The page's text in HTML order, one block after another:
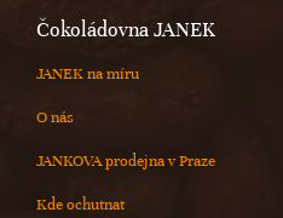
Čokoládovna JANEK
JANEK na míru
O nás
JANKOVA prodejna v Praze
Kde ochutnat